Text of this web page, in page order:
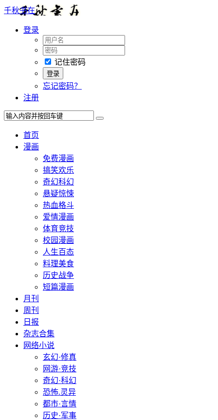
千秋书在
登录
记住密码
忘记密码？
注册
首页
漫画
免费漫画
搞笑欢乐
奇幻科幻
悬疑惊悚
热血格斗
爱情漫画
体育竞技
校园漫画
人生百态
料理美食
历史战争
短篇漫画
月刊
周刊
日报
杂志合集
网络小说
玄幻·修真
网游·竞技
奇幻·科幻
恐怖.灵异
都市·言情
历史·军事